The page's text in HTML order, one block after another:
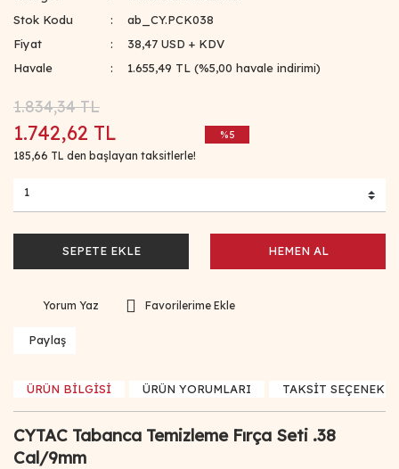
Stok Kodu
ab_CY.PCK038
Fiyat
38,47 USD + KDV
Havale
1.655,49 TL (%5,00 havale indirimi)
1.834,34 TL
1.742,62 TL
185,66 TL den başlayan taksitlerle!
%5
SEPETE EKLE HEMEN AL
Yorum Yaz
Paylaş
ÜRÜN BİLGİSİ ÜRÜN YORUMLARI TAKSİT
CYTAC Tabanca Temizleme Fırça Seti .38
Cal/9mm